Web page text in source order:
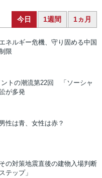
今日 1週間 1ヵ月
エネルギー危機、守り固める中国
限
トの潮流第22回 「ソーシャ
が多発
性は青、女性は赤？
の対策地震直後の建物入場判断
テップ」